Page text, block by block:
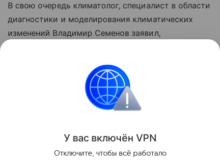
В свою очередь климатолог, специалист в области
диагностики и моделирования климатических
изменений Владимир Семенов заявил,
но и ряд преимуществ.
Поделиться
У вас включён VPN
Отключите, чтобы всё работало